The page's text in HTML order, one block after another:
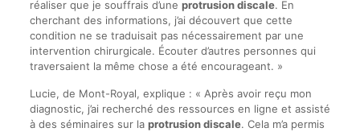
réaliser que je souffrais d’une protrusion discale. En
cherchant des informations, j’ai découvert que cette
condition ne se traduisait pas nécessairement par une
intervention chirurgicale. Écouter d’autres personnes qui
traversaient la même chose a été encourageant. »
Lucie, de Mont-Royal, explique : « Après avoir reçu mon
diagnostic, j’ai recherché des ressources en ligne et assisté
à des séminaires sur la protrusion discale. Cela m’a permis